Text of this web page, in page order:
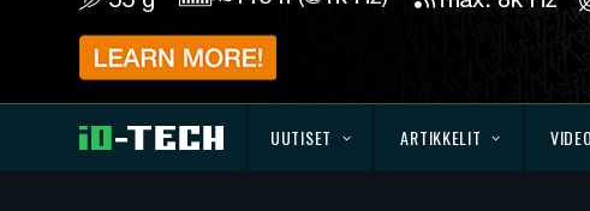
UUTISET ARTIKKELIT